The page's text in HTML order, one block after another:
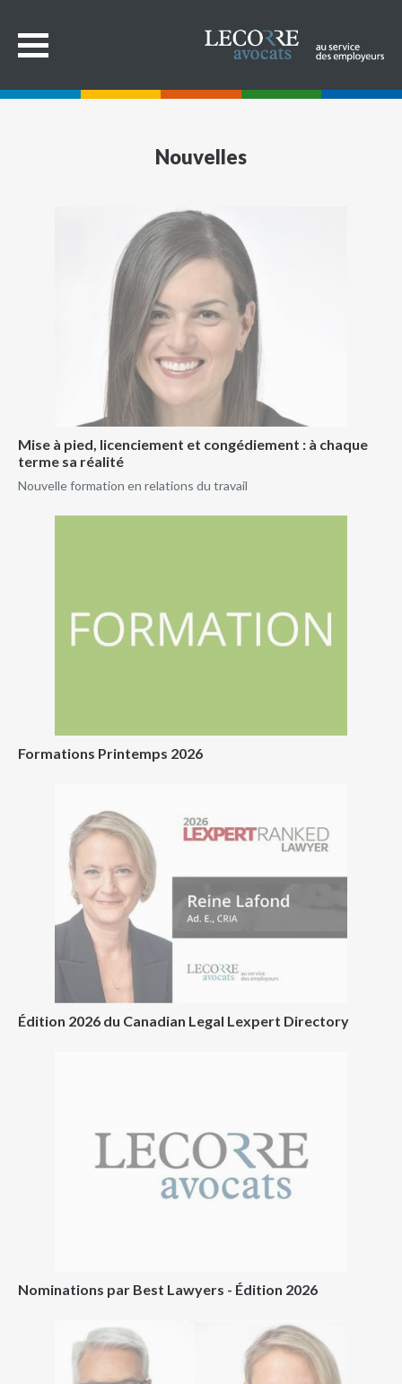
Nouvelles
Mise à pied, licenciement et congédiement : à chaque
terme sa réalité
Nouvelle formation en relations du travail
Formations Printemps 2026
Édition 2026 du Canadian Legal Lexpert Directory
Nominations par Best Lawyers - Édition 2026